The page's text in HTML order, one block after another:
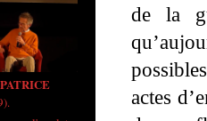
de la
actes